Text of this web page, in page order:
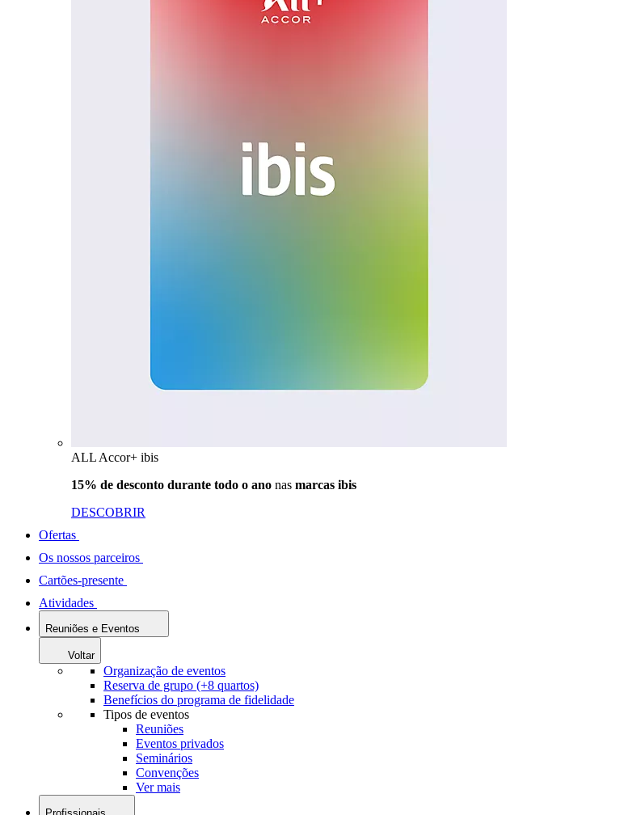
ALL Accor+ ibis
15% de desconto durante todo o ano nas marcas ibis
DESCOBRIR
Ofertas
Os nossos parceiros
Cartões-presente
Atividades
Reuniões e Eventos
Voltar
Organização de eventos
Reserva de grupo (+8 quartos)
Benefícios do programa de fidelidade
Tipos de eventos
Reuniões
Eventos privados
Seminários
Convenções
Ver mais